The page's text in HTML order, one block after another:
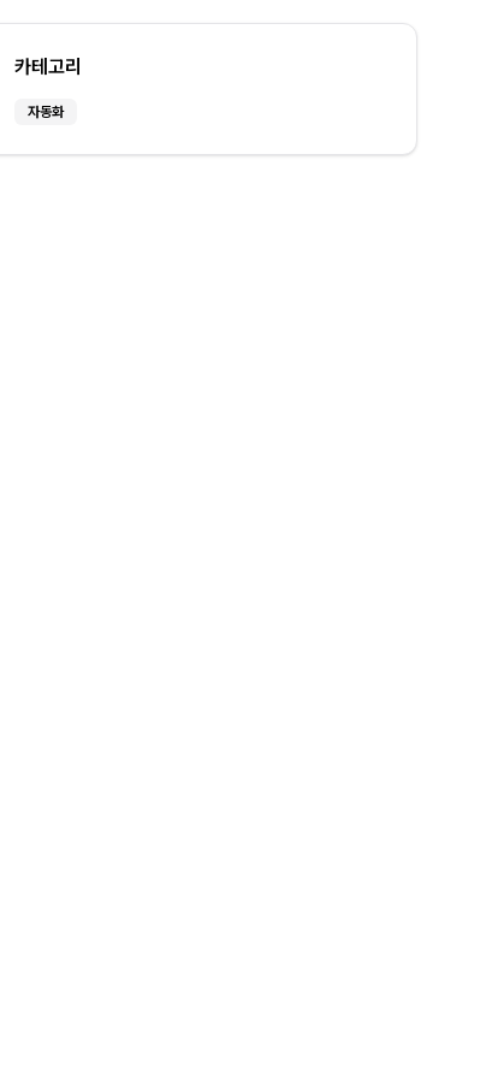
카테고리
자동화